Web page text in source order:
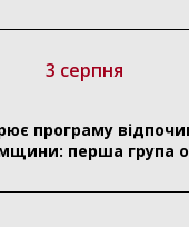
3 серпня
програму
перша група